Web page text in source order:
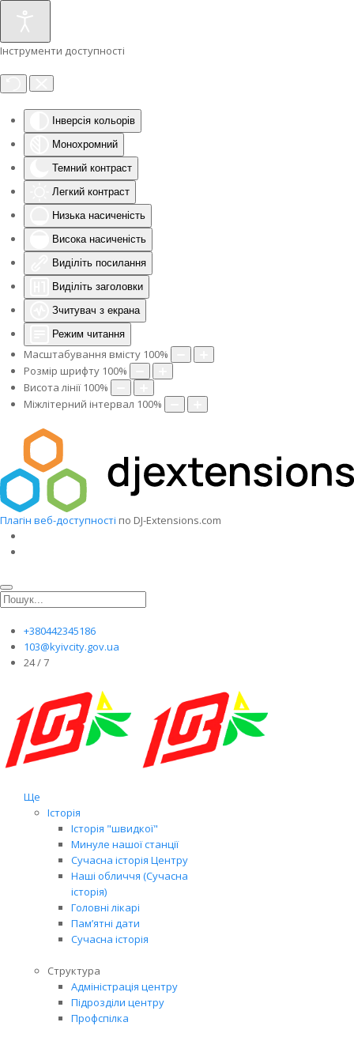
Інструменти доступності
Інверсія кольорів
Монохромний
Темний контраст
Легкий контраст
Низька насиченість
Висока насиченість
Виділіть посилання
Виділіть заголовки
Зчитувач з екрана
Режим читання
Масштабування вмісту 100%
Розмір шрифту 100%
Висота лінії 100%
Міжлітерний інтервал 100%
Плагін веб-доступності по DJ-Extensions.com
+380442345186
103@kyivcity.gov.ua
24 / 7
Ще
Історія
Історія "швидкої"
Минуле нашої станції
Сучасна історія Центру
Наші обличчя (Сучасна
історія)
Головні лікарі
Пам’ятні дати
Сучасна історія
Структура
Адміністрація центру
Підрозділи центру
Профспілка